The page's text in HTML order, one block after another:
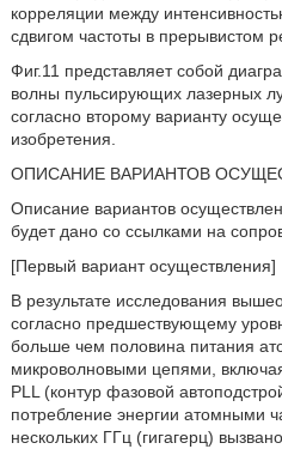
корреляции между
сдвигом частоты в прерывистом
Фиг.11 представляет собой
волны пульсирующих лазерных
согласно второму варианту
изобретения.
ОПИСАНИЕ ВАРИАНТОВ
Описание вариантов
будет дано со ссылками на
[Первый вариант осуществления]
В результате исследования
согласно предшествующему
больше чем половина питания
микроволновыми цепями,
PLL (контур фазовой
потребление энергии атомными
нескольких ГГц (гигагерц)